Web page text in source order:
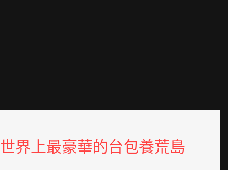
世界上最豪華的台包養荒島